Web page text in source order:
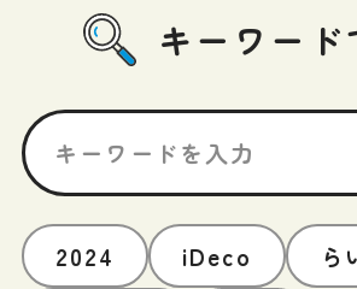
キーワード
2024 iDeco
ら